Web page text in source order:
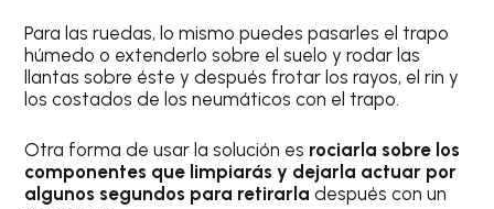
Para las ruedas, lo mismo puedes pasarles el trapo
húmedo o extenderlo sobre el suelo y rodar las
llantas sobre éste y después frotar los rayos, el rin y
los costados de los neumáticos con el trapo.
Otra forma de usar la solución es rociarla sobre los
componentes que limpiarás y dejarla actuar por
algunos segundos para retirarla después con un